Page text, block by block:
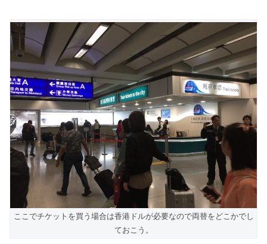
ここでチケットを買う場合は香港ドルが必要なので両替をどこかでし
ておこう。